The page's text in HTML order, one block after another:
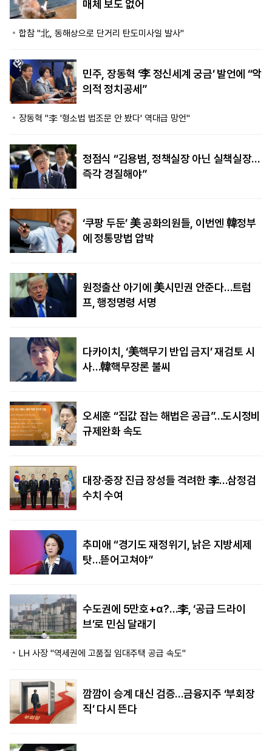
매체 보도 없어
합참 "北, 동해상으로 단거리 탄도미사일 발사"
민주, 장동혁 ‘李 정신세계 궁금’ 발언에 “악
의적 정치공세”
장동혁 "李 '형소법 법조문 안 봤다' 역대급 망언"
정점식 “김용범, 정책실장 아닌 실책실장…
즉각 경질해야”
‘쿠팡 두둔’ 美 공화의원들, 이번엔 韓정부
에 정통망법 압박
원정출산 아기에 美시민권 안준다…트럼
프, 행정명령 서명
다카이치, ‘美핵무기 반입 금지’ 재검토 시
사…韓핵무장론 불씨
오세훈 “집값 잡는 해법은 공급”…도시정비
규제완화 속도
대장·중장 진급 장성들 격려한 李…삼정검
수치 수여
추미애 “경기도 재정위기, 낡은 지방세제
탓…뜯어고쳐야”
수도권에 5만호+α?…李, ‘공급 드라이
브’로 민심 달래기
LH 사장 "역세권에 고품질 임대주택 공급 속도"
깜깜이 승계 대신 검증…금융지주 ‘부회장
직’ 다시 뜬다